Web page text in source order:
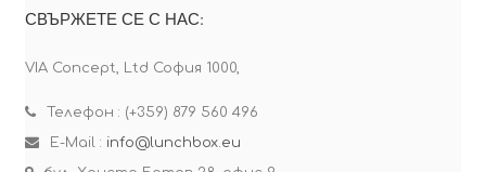
СВЪРЖЕТЕ СЕ С НАС:
VIA Concept, Ltd София 1000,
Телефон : (+359) 879 560 496
E-Mail : info@lunchbox.eu